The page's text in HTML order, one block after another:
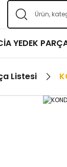
YEDEK
Listesi